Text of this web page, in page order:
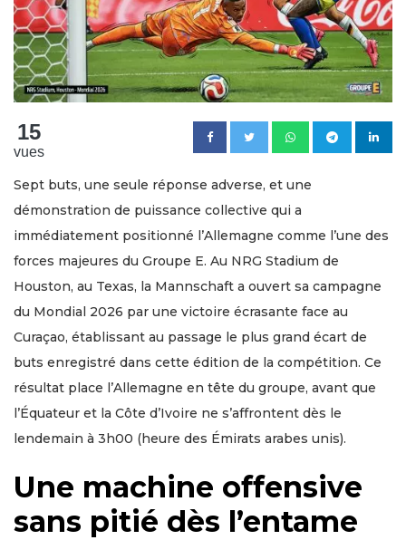
15
vues
Sept buts, une seule réponse adverse, et une
démonstration de puissance collective qui a
immédiatement positionné l’Allemagne comme l’une des
forces majeures du Groupe E. Au NRG Stadium de
Houston, au Texas, la Mannschaft a ouvert sa campagne
du Mondial 2026 par une victoire écrasante face au
Curaçao, établissant au passage le plus grand écart de
buts enregistré dans cette édition de la compétition. Ce
résultat place l’Allemagne en tête du groupe, avant que
l’Équateur et la Côte d’Ivoire ne s’affrontent dès le
lendemain à 3h00 (heure des Émirats arabes unis).
Une machine offensive
sans pitié dès l’entame